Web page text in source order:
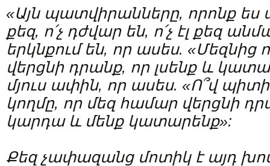
«Այն պատվիրանները, որոնք ես
քեզ, ո՛չ դժվար են, ո՛չ էլ քեզ
երկնքում են, որ ասես. «Մեզնից
վերցնի դրանք, որ լսենք և
մյուս ափին, որ ասես. «Ո՞վ
կողմը, որ մեզ համար վերցնի
կարդա և մենք կատարենք»:
Քեզ չափազանց մոտիկ է այդ